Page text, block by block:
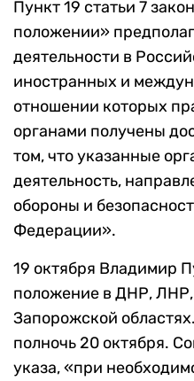
Пункт 19 статьи 7
положении»
деятельности в
иностранных и
отношении которых
органами получены
том, что указанные
деятельность,
обороны и
Федерации».
19 октября Владимир
положение в ДНР,
Запорожской
полночь 20 октября.
указа, «при